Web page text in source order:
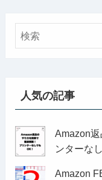
人気の記事
Amazon
ンターな
Amazon